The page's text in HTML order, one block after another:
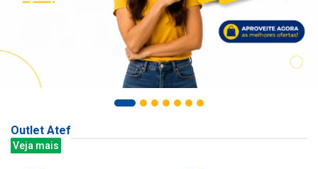
Outlet Atef
Veja mais